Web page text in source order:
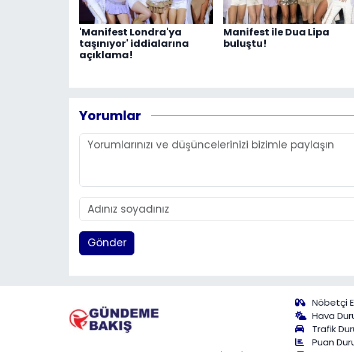
'Manifest Londra'ya
taşınıyor' iddialarına
açıklama!
Manifest ile Dua Lipa
buluştu!
Yorumlar
Gönder
Nöbetçi
Hava
Trafik
Puan